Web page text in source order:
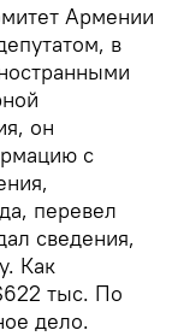
Армении
в
он
с
перевел
сведения,
Как
тыс. По
дело.